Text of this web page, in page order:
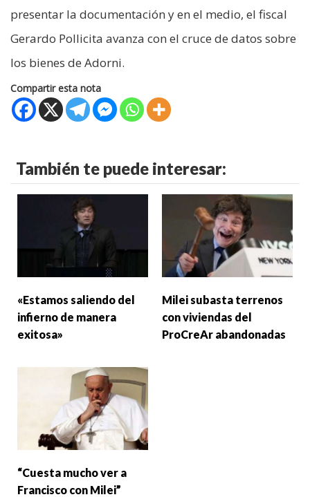
presentar la documentación y en el medio, el fiscal
Gerardo Pollicita avanza con el cruce de datos sobre
los bienes de Adorni.
Compartir esta nota
También te puede interesar:
«Estamos saliendo del
infierno de manera
exitosa»
Milei subasta terrenos
con viviendas del
ProCreAr abandonadas
“Cuesta mucho ver a
Francisco con Milei”